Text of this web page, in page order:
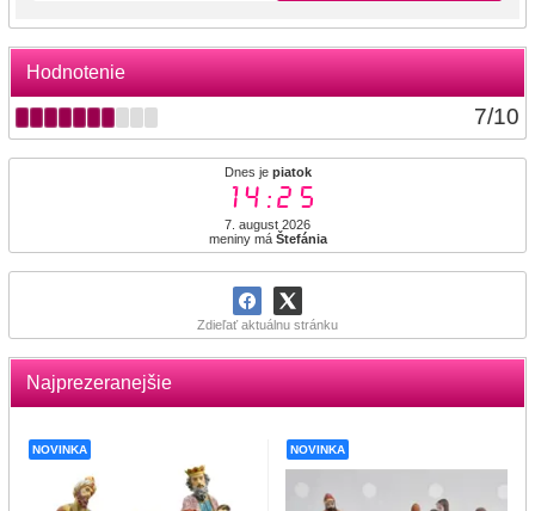
Hodnotenie
7/10
Dnes je piatok
14:25
7. august 2026
meniny má Štefánia
Zdieľať aktuálnu stránku
Najprezeranejšie
NOVINKA NOVINKA